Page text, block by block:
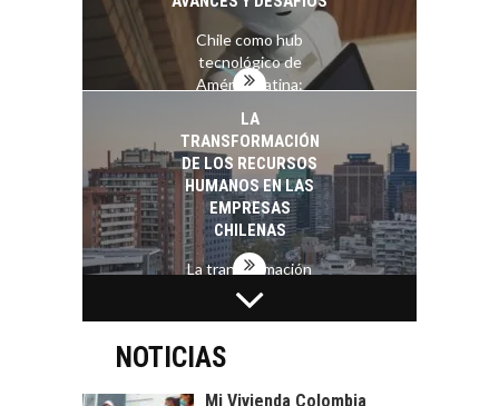
Chile como hub
tecnológico de
América Latina:
LA
TRANSFORMACIÓN
DE LOS RECURSOS
HUMANOS EN LAS
EMPRESAS
CHILENAS
La transformación
estratégica de los
recursos humanos en
FINANCIAMIENTO
PARA PYMES EN
ALTERNATIVAS MÁS
ALLÁ DEL CRÉDITO
NOTICIAS
Mi Vivienda Colombia